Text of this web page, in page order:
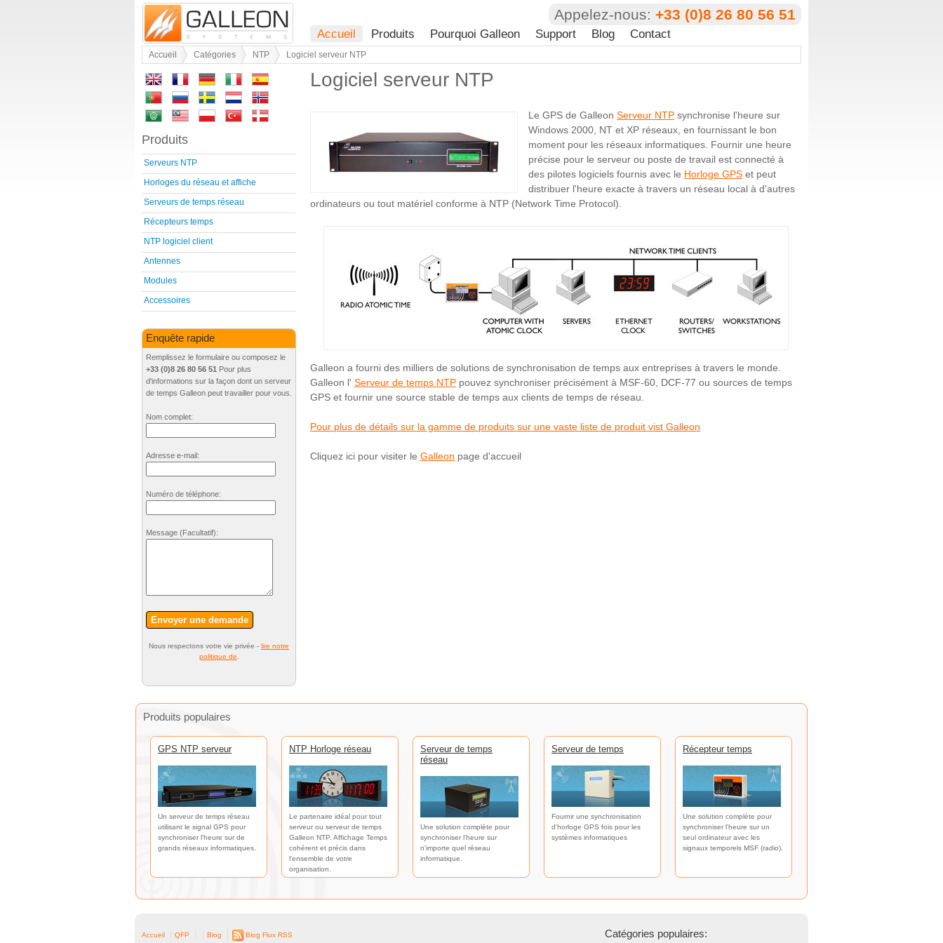
Appelez-nous: +33 (0)8 26 80 56 51
Accueil Produits Pourquoi Galleon Support Blog Contact
Accueil Catégories NTP Logiciel serveur NTP
Logiciel serveur NTP
Le GPS de Galleon Serveur NTP synchronise l'heure sur
Windows 2000, NT et XP réseaux, en fournissant le bon
moment pour les réseaux informatiques. Fournir une heure
précise pour le serveur ou poste de travail est connecté à
des pilotes logiciels fournis avec le Horloge GPS et peut
distribuer l'heure exacte à travers un réseau local à d'autres
ordinateurs ou tout matériel conforme à NTP (Network Time Protocol).
Galleon a fourni des milliers de solutions de synchronisation de temps aux entreprises à travers le monde.
Galleon l' Serveur de temps NTP pouvez synchroniser précisément à MSF-60, DCF-77 ou sources de temps
GPS et fournir une source stable de temps aux clients de temps de réseau.
Pour plus de détails sur la gamme de produits sur une vaste liste de produit vist Galleon
Cliquez ici pour visiter le Galleon page d'accueil
Produits
Serveurs NTP
Horloges du réseau et affiche
Serveurs de temps réseau
Récepteurs temps
NTP logiciel client
Antennes
Modules
Accessoires
Enquête rapide
Remplissez le formulaire ou composez le
+33 (0)8 26 80 56 51 Pour plus
d'informations sur la façon dont un serveur
de temps Galleon peut travailler pour vous.
Nom complet:
Adresse e-mail:
Numéro de téléphone:
Message (Facultatif):
Envoyer une demande
Nous respectons votre vie privée - lire notre
politique de.
Produits populaires
GPS NTP serveur
Un serveur de temps réseau
utilisant le signal GPS pour
synchroniser l'heure sur de
grands réseaux informatiques.
NTP Horloge réseau
Le partenaire idéal pour tout
serveur ou serveur de temps
Galleon NTP. Affichage Temps
cohérent et précis dans
l'ensemble de votre
organisation.
Serveur de temps
réseau
Une solution complète pour
synchroniser l'heure sur
n'importe quel réseau
informatique.
Serveur de temps
Fournir une synchronisation
d'horloge GPS fois pour les
systèmes informatiques
Récepteur temps
Une solution complète pour
synchroniser l'heure sur un
seul ordinateur avec les
signaux temporels MSF (radio).
Accueil QFP Blog Blog Flux RSS Catégories populaires: